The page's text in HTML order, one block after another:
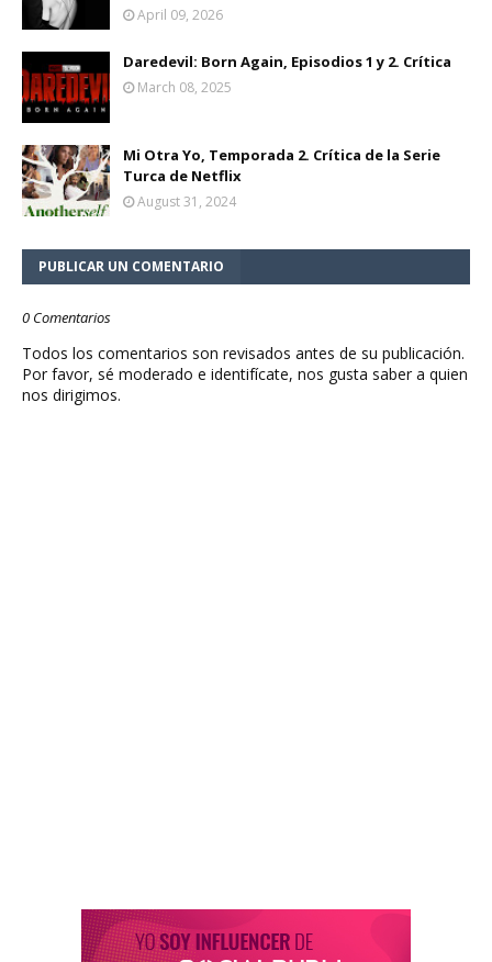
April 09, 2026
Daredevil: Born Again, Episodios 1 y 2. Crítica
March 08, 2025
Mi Otra Yo, Temporada 2. Crítica de la Serie
Turca de Netflix
August 31, 2024
PUBLICAR UN COMENTARIO
0 Comentarios
Todos los comentarios son revisados antes de su publicación.
Por favor, sé moderado e identifícate, nos gusta saber a quien
nos dirigimos.